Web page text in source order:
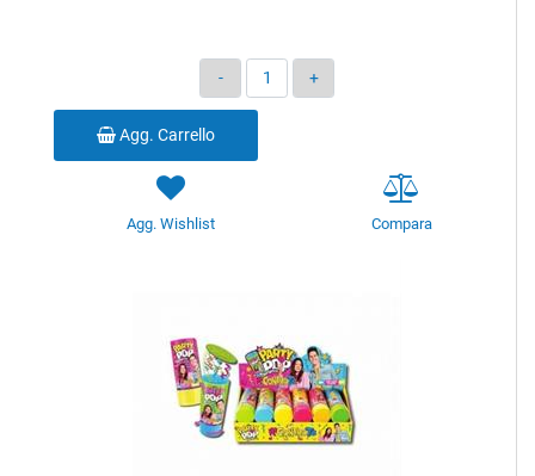
Quantità
Agg. Carrello
Agg. Wishlist Compara